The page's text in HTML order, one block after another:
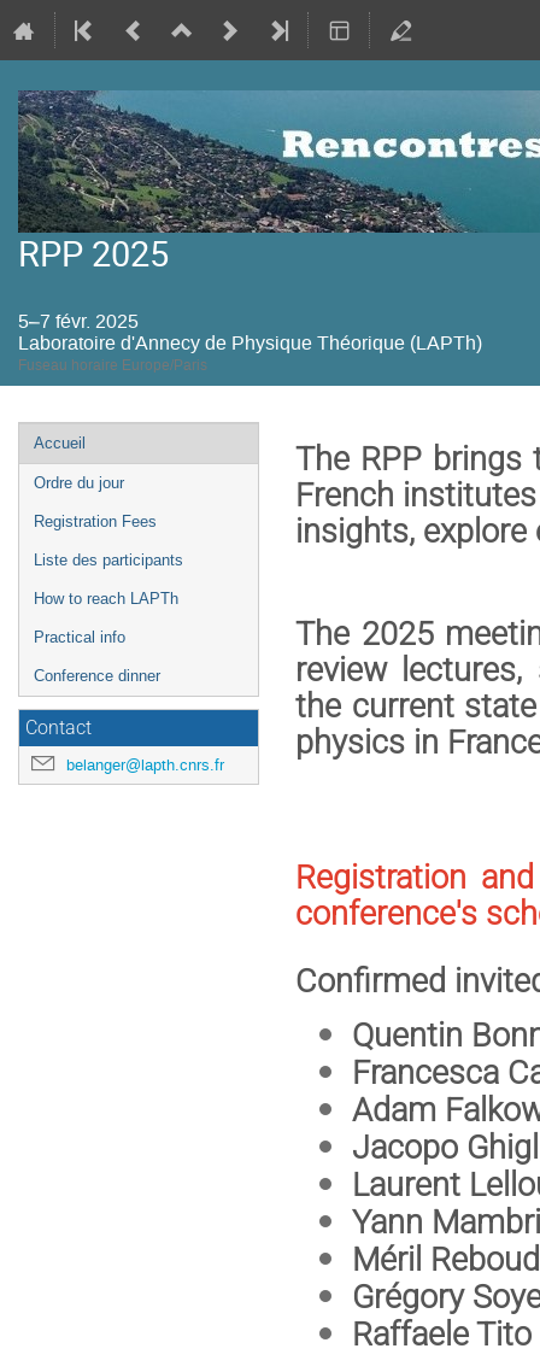
RPP 2025
5–7 févr. 2025
Laboratoire d'Annecy de Physique Théorique (LAPTh)
Fuseau horaire Europe/Paris
Menu
de
l'événement
Accueil
Ordre du jour
Registration Fees
Liste des participants
How to reach LAPTh
Practical info
Conference dinner
Contact
belanger@lapth.cnrs.fr
The RPP
French
insights,
The 2025
review
the current
physics in
Registration
conference's
Confirmed
Quentin
Francesca
Adam
Jacopo
Laurent
Yann
Méril
Grégory
Raffaele